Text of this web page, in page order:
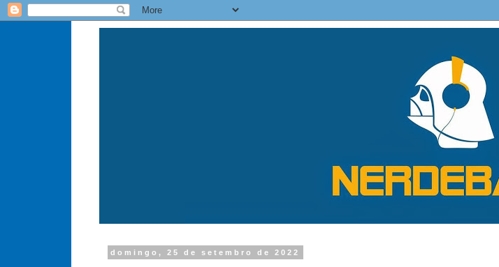
domingo, 25 de setembro de 2022